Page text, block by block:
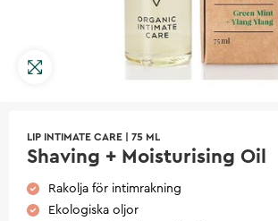
LIP INTIMATE CARE 75 ML
Shaving + Moisturising Oil
Rakolja för intimrakning
Ekologiska oljor